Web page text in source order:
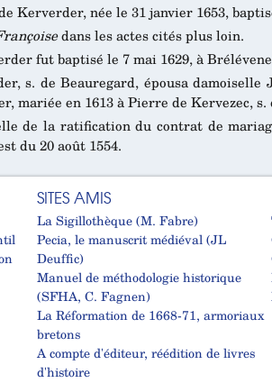
Kerverder, née le 31 janvier 1653,
dans les actes cités plus loin.
fut baptisé le 7 mai 1629, à
s. de Beauregard, épousa damoiselle
mariée en 1613 à Pierre de Kervezec, s.
de la ratification du contrat de
du 20 août 1554.
SITES AMIS
La Sigillothèque (M. Fabre)
Pecia, le manuscrit médiéval (JL
Deuffic)
Manuel de méthodologie historique
(SFHA, C. Fagnen)
La Réformation de 1668-71, armoriaux
bretons
A compte d'éditeur, réédition de livres
d'histoire